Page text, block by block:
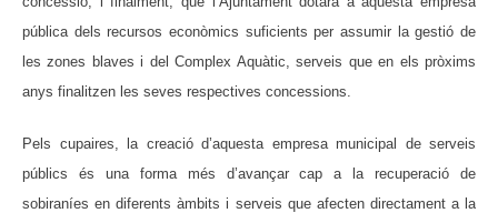
pública dels recursos econòmics suficients per assumir la gestió de
les zones blaves i del Complex Aquàtic, serveis que en els pròxims
anys finalitzen les seves respectives concessions.
Pels cupaires, la creació d’aquesta empresa municipal de serveis
públics és una forma més d’avançar cap a la recuperació de
sobiraníes en diferents àmbits i serveis que afecten directament a la